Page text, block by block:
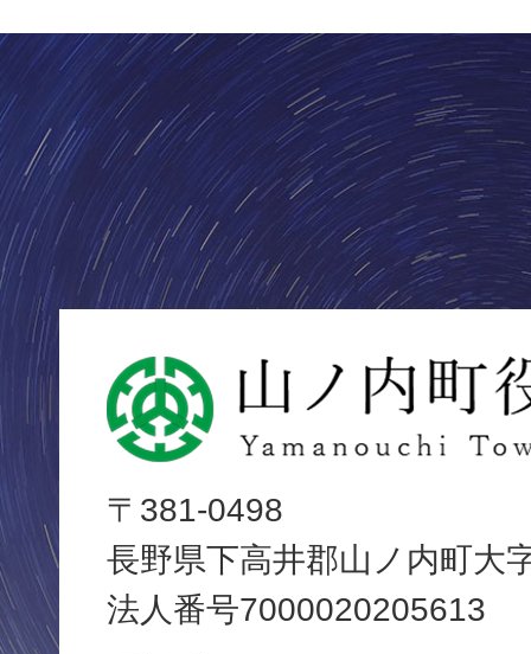
山
ノ
内
町
役
〒381-0498
長野県下高井郡山ノ内町大
法人番号7000020205613